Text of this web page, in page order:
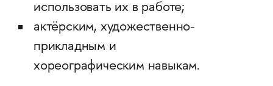
использовать их в работе;
актёрским, художественно-
прикладным и
хореографическим навыкам.